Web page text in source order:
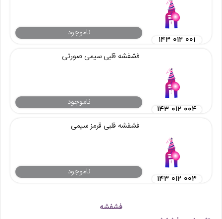
ناموجود
۱۴۳ ۰۱۲ ۰۰۱
فشفشه قلبی سیمی صورتی
ناموجود
۱۴۳ ۰۱۲ ۰۰۴
فشفشه قلبی قرمز سیمی
ناموجود
۱۴۳ ۰۱۲ ۰۰۳
فشفشه